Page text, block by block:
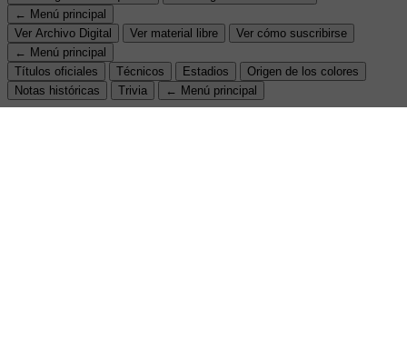
← Menú principal
Ver Archivo Digital
Ver material libre
Ver cómo suscribirse
← Menú principal
Títulos oficiales
Técnicos Estadios
Origen de los colores
Notas históricas
Trivia ← Menú principal